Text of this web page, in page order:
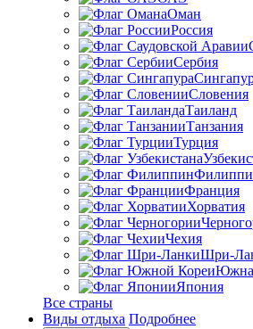
Оман
Россия
Сербия
Словения
Таиланд
Танзания
Турция
Франция
Хорватия
Чехия
Шри-
Япония
Все страны
Виды отдыха Подробнее